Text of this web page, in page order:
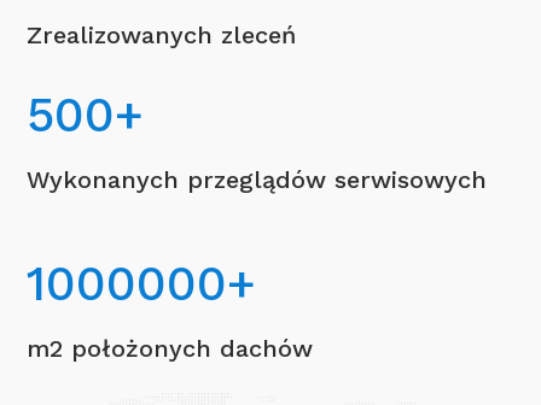
Zrealizowanych zleceń
500+
Wykonanych przeglądów serwisowych
1000000+
m2 położonych dachów